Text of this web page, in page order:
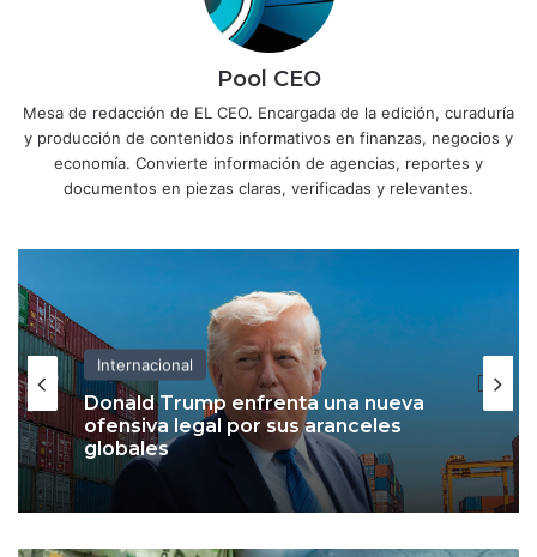
Pool CEO
Mesa de redacción de EL CEO. Encargada de la edición, curaduría
y producción de contenidos informativos en finanzas, negocios y
economía. Convierte información de agencias, reportes y
documentos en piezas claras, verificadas y relevantes.
Internacional
Donald Trump enfrenta una nueva
ofensiva legal por sus aranceles
globales